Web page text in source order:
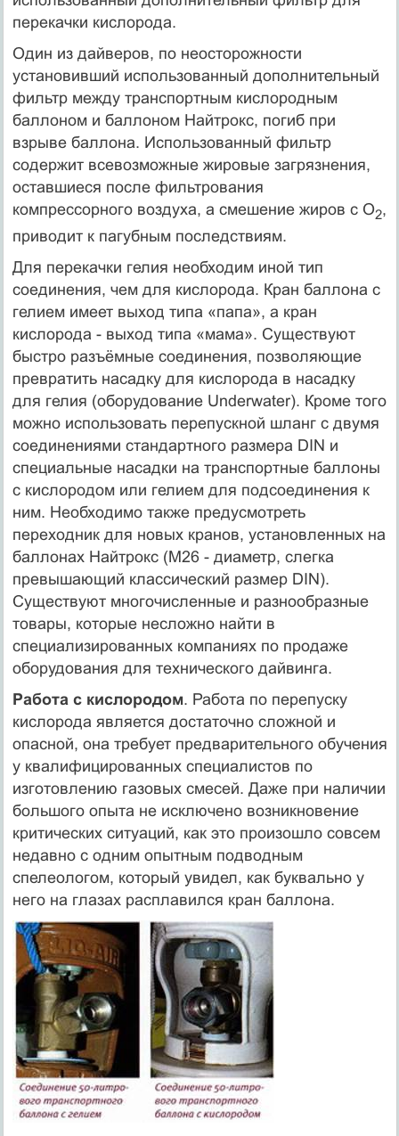
перекачки кислорода.
Один из дайверов, по неосторожности
установивший использованный дополнительный
фильтр между транспортным кислородным
баллоном и баллоном Найтрокс, погиб при
взрыве баллона. Использованный фильтр
содержит всевозможные жировые загрязне­ния,
оставшиеся после фильтрования
компрессорного воздуха, а смешение жиров с O2,
приводит к пагубным последствиям.
Для перекачки гелия необходим иной тип
соединения, чем для кислорода. Кран баллона с
гелием имеет выход типа «папа», а кран
кислорода - выход типа «мама». Существуют
быстро разъёмные соединения, позволяющие
превратить насадку для кислорода в насадку
для гелия (оборудование Underwater). Кроме того
можно использовать перепускной шланг с двумя
соединениями стандартного размера DIN и
специальные насадки на транспортные баллоны
с кислородом или гелием для подсоединения к
ним. Необходимо также предусмотреть
переходник для новых кранов, установленных на
баллонах Найтрокс (М26 - диаметр, слегка
превышающий классический размер DIN).
Существуют многочисленные и разнообразные
товары, которые несложно найти в
специализированных компаниях по продаже
оборудования для технического дайвинга.
Работа с кислородом. Работа по перепуску
кислорода является достаточно сложной и
опасной, она требует предварительного обучения
у квалифицированных специалистов по
изготовлению газовых смесей. Даже при наличии
большого опыта не исключено возникновение
критических ситуаций, как это произошло совсем
недавно с одним опытным подводным
спелеологом, который увидел, как буквально у
него на глазах расплавился кран баллона.